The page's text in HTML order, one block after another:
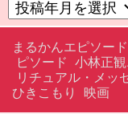
まるかんエピソード
ピソード
小林正
リチュアル・メッ
ひきこもり
映画